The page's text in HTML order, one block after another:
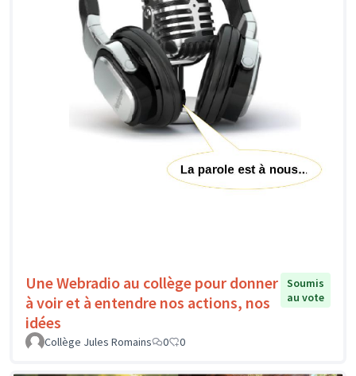
Une Webradio au collège pour donner
à voir et à entendre nos actions, nos
idées
Soumis
au vote
Collège Jules Romains 0 0